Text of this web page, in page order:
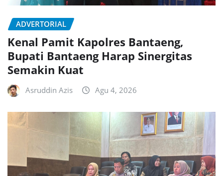
ADVERTORIAL
Kenal Pamit Kapolres Bantaeng,
Bupati Bantaeng Harap Sinergitas
Semakin Kuat
Asruddin Azis Agu 4, 2026